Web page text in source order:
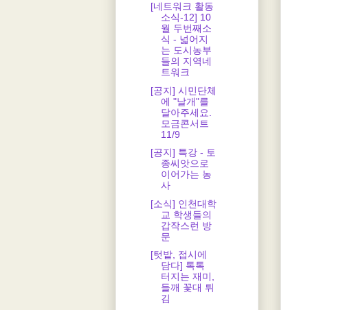
[네트워크 활동
소식-12] 10
월 두번째소
식 - 넓어지
는 도시농부
들의 지역네
트워크
[공지] 시민단체
에 "날개"를
달아주세요.
모금콘서트
11/9
[공지] 특강 - 토
종씨앗으로
이어가는 농
사
[소식] 인천대학
교 학생들의
갑작스런 방
문
[텃밭, 접시에
담다] 톡톡
터지는 재미,
들깨 꽃대 튀
김